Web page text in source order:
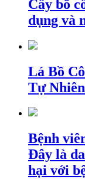
Cây bồ
dụng và
Lá Bồ
Tự
Bệnh
Đây là
hại với